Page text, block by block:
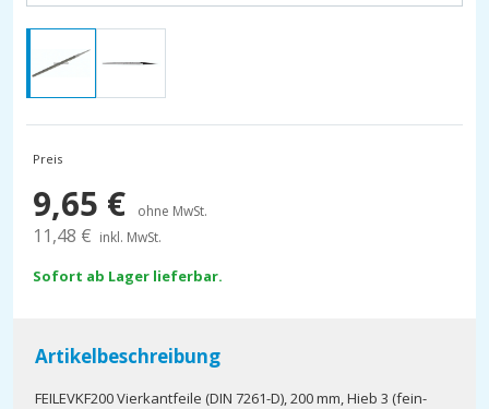
Preis
9,65 € ohne MwSt.
11,48 € inkl. MwSt.
Sofort ab Lager lieferbar.
Artikelbeschreibung
FEILEVKF200 Vierkantfeile (DIN 7261-D), 200 mm, Hieb 3 (fein-